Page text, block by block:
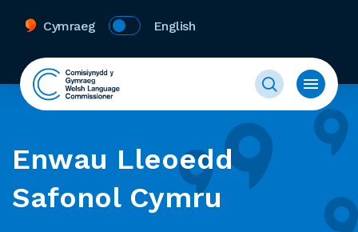
Cymraeg English
Enwau Lleoedd
Safonol Cymru